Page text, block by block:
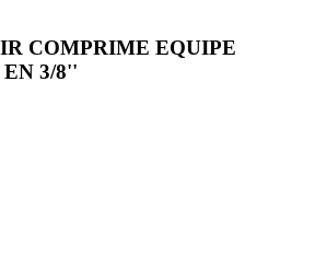
COMPRIME EQUIPE
3/8''